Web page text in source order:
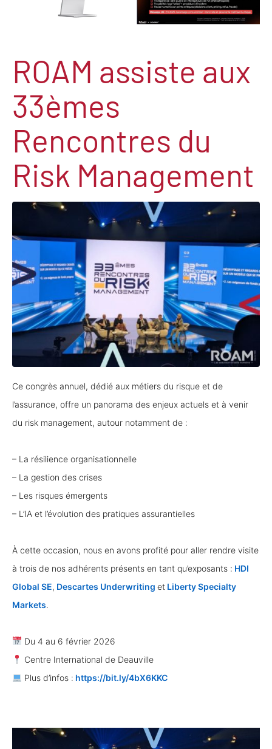
ROAM assiste aux
33èmes
Rencontres du
Risk Management
Ce congrès annuel, dédié aux métiers du risque et de
l’assurance, offre un panorama des enjeux actuels et à venir
du risk management, autour notamment de :
– La résilience organisationnelle
– La gestion des crises
– Les risques émergents
– L’IA et l’évolution des pratiques assurantielles
À cette occasion, nous en avons profité pour aller rendre visite
à trois de nos adhérents présents en tant qu’exposants : HDI
Global SE, Descartes Underwriting et Liberty Specialty
Markets.
Du 4 au 6 février 2026
Centre International de Deauville
Plus d’infos : https://bit.ly/4bX6KKC